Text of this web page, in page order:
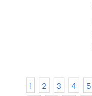
1 2 3 4 5